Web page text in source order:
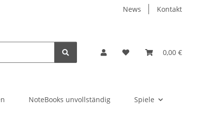
News Kontakt
0,00 €
NoteBooks unvollständig Spiele